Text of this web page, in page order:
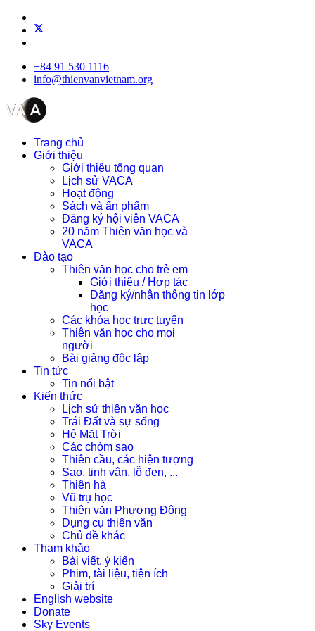
+84 91 530 1116
info@thienvanvietnam.org
Trang chủ
Giới thiệu
Giới thiệu tổng quan
Lịch sử VACA
Hoạt động
Sách và ấn phẩm
Đăng ký hội viên VACA
20 năm Thiên văn học và
VACA
Đào tạo
Thiên văn học cho trẻ em
Giới thiệu / Hợp tác
Đăng ký/nhận thông tin lớp
học
Các khóa học trực tuyến
Thiên văn học cho mọi
người
Bài giảng độc lập
Tin tức
Tin nổi bật
Kiến thức
Lịch sử thiên văn học
Trái Đất và sự sống
Hệ Mặt Trời
Các chòm sao
Thiên cầu, các hiện tượng
Sao, tinh vân, lỗ đen, ...
Thiên hà
Vũ trụ học
Thiên văn Phương Đông
Dụng cụ thiên văn
Chủ đề khác
Tham khảo
Bài viết, ý kiến
Phim, tài liệu, tiện ích
Giải trí
English website
Donate
Sky Events